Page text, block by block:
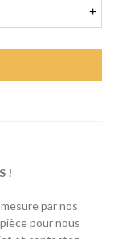
+
!
par nos
pour nous